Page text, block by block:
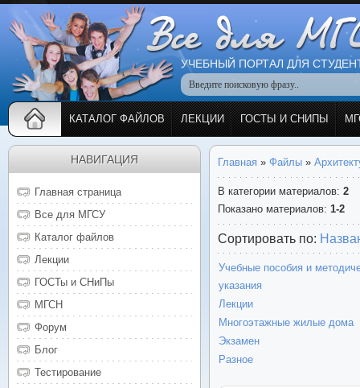
УЧЕБНЫЙ ПОРТАЛ ДЛЯ
КАТАЛОГ ФАЙЛОВ ЛЕКЦИИ ГОСТЫ И СНИПЫ
Главная » Файлы »
В категории материалов: 2
Показано материалов: 1-2
Сортировать по:
Учебные пособия и
указания
Лекции
Многоэтажные жилые дома
Экзамен
Разное
НАВИГАЦИЯ
Главная страница
Все для МГСУ
Каталог файлов
Лекции
ГОСТы и СНиПы
МГСН
Форум
Блог
Тестирование